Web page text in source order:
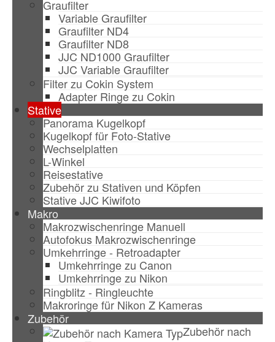
Graufilter
Variable Graufilter
Graufilter ND4
Graufilter ND8
JJC ND1000 Graufilter
JJC Variable Graufilter
Filter zu Cokin System
Adapter Ringe zu Cokin
Stative
Panorama Kugelkopf
Kugelkopf für Foto-Stative
Wechselplatten
L-Winkel
Reisestative
Zubehör zu Stativen und Köpfen
Stative JJC Kiwifoto
Makro
Makrozwischenringe Manuell
Autofokus Makrozwischenringe
Umkehrringe - Retroadapter
Umkehrringe zu Canon
Umkehrringe zu Nikon
Ringblitz - Ringleuchte
Makroringe für Nikon Z Kameras
Zubehör
Zubehör nach